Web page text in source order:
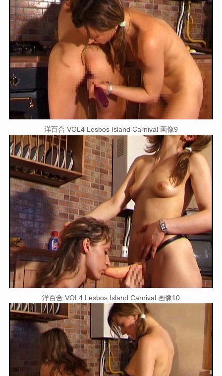
洋百合 VOL4 Lesbos Island Carnival 画像9
洋百合 VOL4 Lesbos Island Carnival 画像10